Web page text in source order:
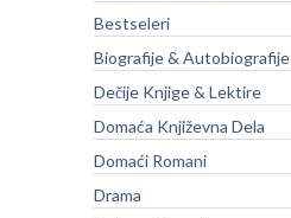
Bestseleri
Biografije & Autobiografije
Dečije Knjige & Lektire
Domaća Književna Dela
Domaći Romani
Drama